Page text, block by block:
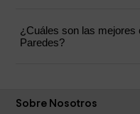
¿Cuáles son las
Paredes?
Sobre Nosotros